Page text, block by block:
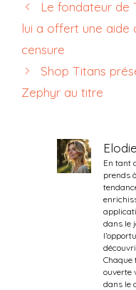
Le fondateur de
lui a offert une aide
censure
Shop Titans
Zephyr au titre
En tant
prends
dans le
Chaque
ouverte
dans le